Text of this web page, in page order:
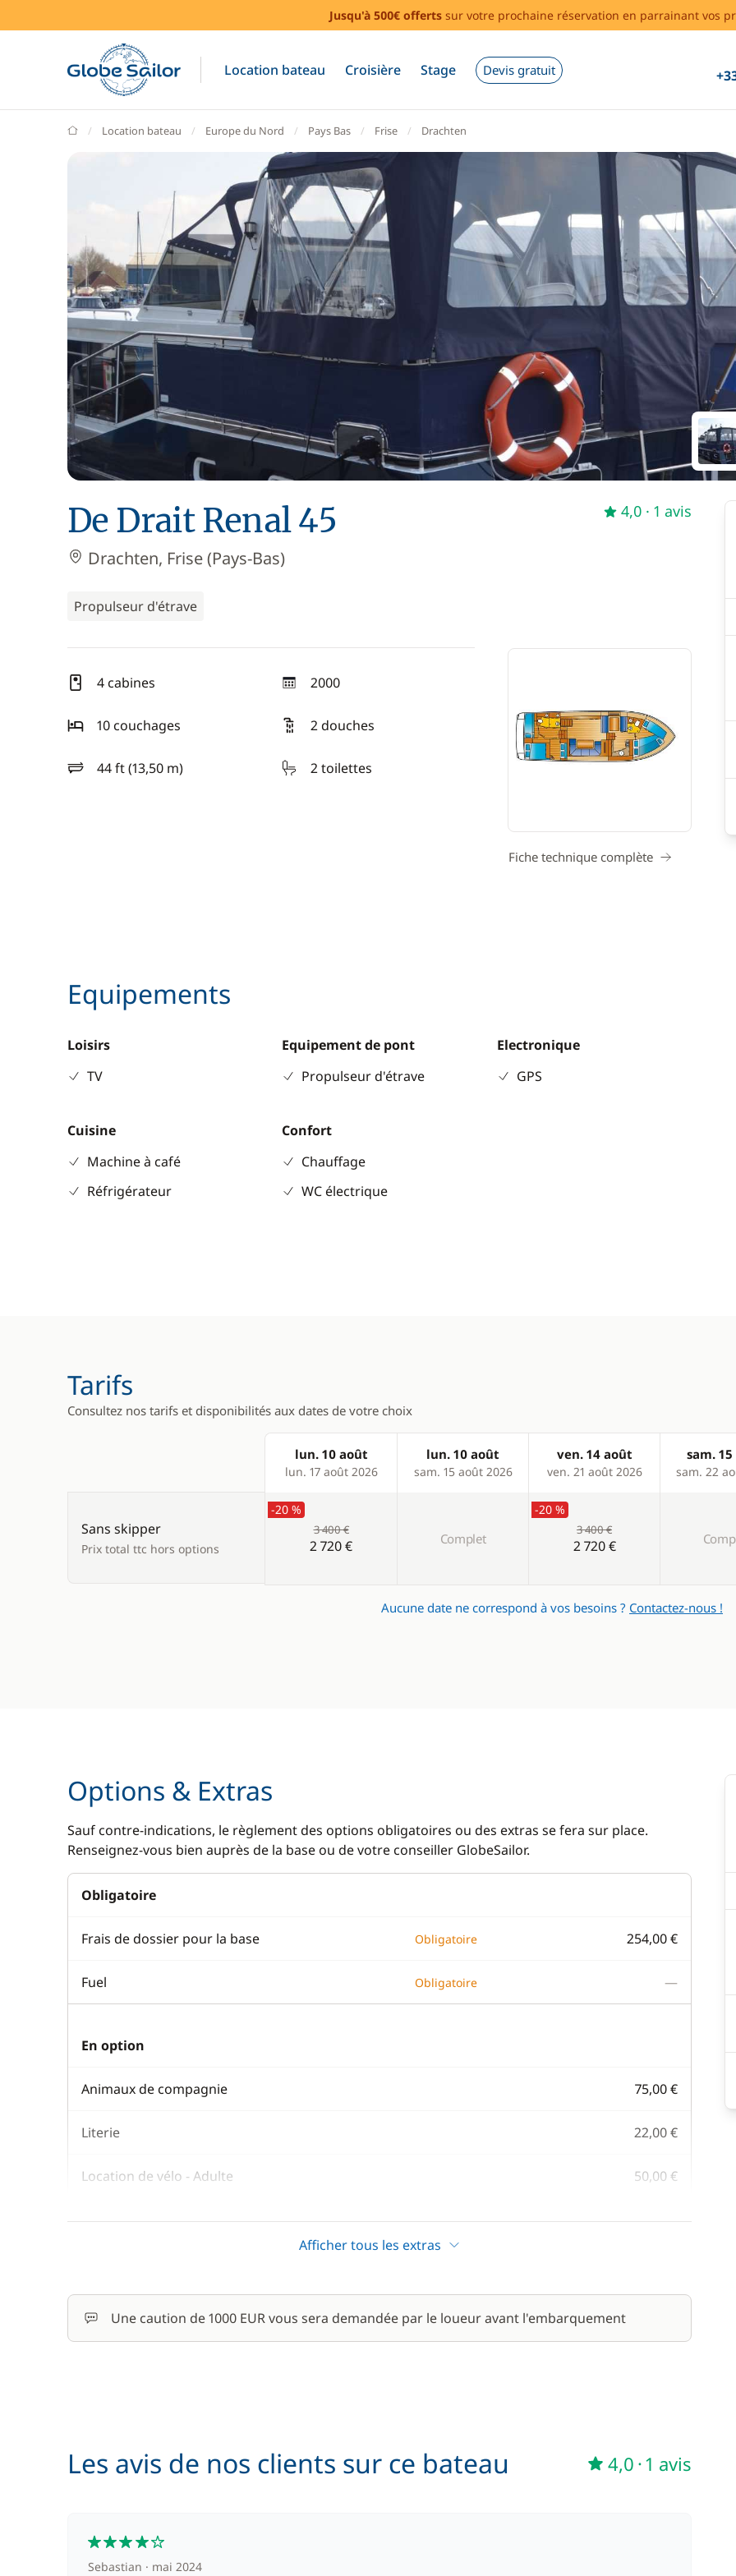
Jusqu'à 500€ offerts sur votre prochaine réservation en parrainant vos
Location bateau Croisière Stage Devis gratuit
GlobeSailor
Location bateau Europe du Nord Pays Bas Frise Drachten
De Drait Renal 45
Drachten, Frise (Pays-Bas)
Propulseur d'étrave
4,0 · 1 avis
4 cabines 2000
année
10 couchages
2 douches
44 ft (13,50 m)
longueur 2 toilettes
Fiche technique complète
Equipements
Loisirs
TV
Equipement de pont
Propulseur d'étrave
Electronique
GPS
Cuisine
Machine à café
Réfrigérateur
Confort
Chauffage
WC électrique
Tarifs
Consultez nos tarifs et disponibilités aux dates de votre choix
Products
lun. 10 août
lun. 17 août 2026
lun. 10 août
sam. 15 août 2026
ven. 14 août
ven. 21 août 2026
sam.
sam. 22
Sans skipper
Prix total ttc hors options
-20 %
3 400 €
2 720 € Complet
-20 %
3 400 €
2 720 €
Aucune date ne correspond à vos besoins ? Contactez-nous !
Options & Extras
Sauf contre-indications, le règlement des options obligatoires ou des extras se fera sur place.
Renseignez-vous bien auprès de la base ou de votre conseiller GlobeSailor.
Obligatoire
Frais de dossier pour la base Obligatoire 254,00 €
Fuel Obligatoire —
En option
Animaux de compagnie 75,00 €
Literie 22,00 €
Location de vélo - Adulte 50,00 €
Parking Voitures 75,00 €
Afficher tous les extras
Une caution de 1000 EUR vous sera demandée par le loueur avant l'embarquement
Les avis de nos clients sur ce bateau 4,0 ·1 avis
Sebastian mai 2024